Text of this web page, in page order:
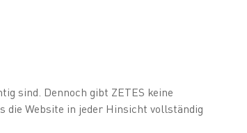
sind. Dennoch gibt ZETES keine
die Website in jeder Hinsicht vollständig